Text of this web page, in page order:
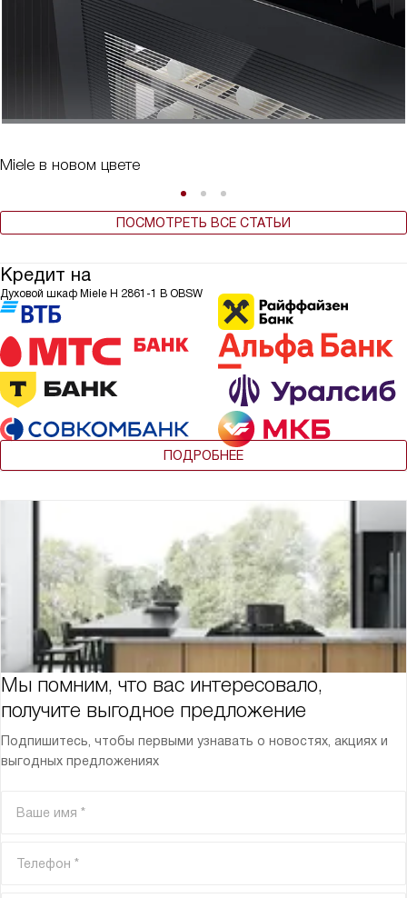
Miele в новом цвете
ПОСМОТРЕТЬ ВСЕ СТАТЬИ
Кредит на
Духовой шкаф Miele H 2861-1 B OBSW
ПОДРОБНЕЕ
Мы помним, что вас интересовало,
получите выгодное предложение
Подпишитесь, чтобы первыми узнавать о новостях, акциях и
выгодных предложениях